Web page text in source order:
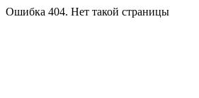
Ошибка 404. Нет такой страницы